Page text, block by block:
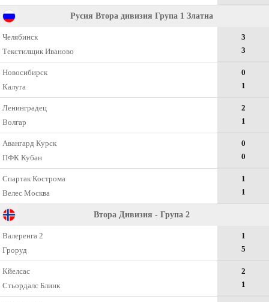
Русия Втора дивизия Група 1 Златна
Челябинск
Текстилщик Иваново
3
3
Новосибирск
Калуга
0
1
Ленинградец
Волгар
2
1
Авангард Курск
ПФК Кубан
0
0
Спартак Кострома
Велес Москва
1
1
Втора Дивизия - Група 2
Валеренга 2
Гроруд
1
5
Кйелсас
Стьордалс Блинк
2
1